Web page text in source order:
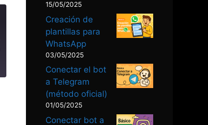
15/05/2025
Creación de
plantillas para
WhatsApp
03/05/2025
Conectar el bot
a Telegram
(método oficial)
01/05/2025
Conectar bot a